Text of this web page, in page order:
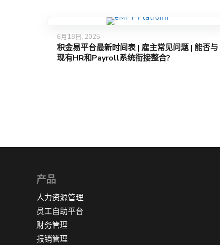
6月18日, 2025
积金易平台最新时间表 | 雇主常见问题 | 能否与
现有HR和Payroll系统衔接整合?
产品
人力资源管理
员工自助平台
财务管理
报销管理